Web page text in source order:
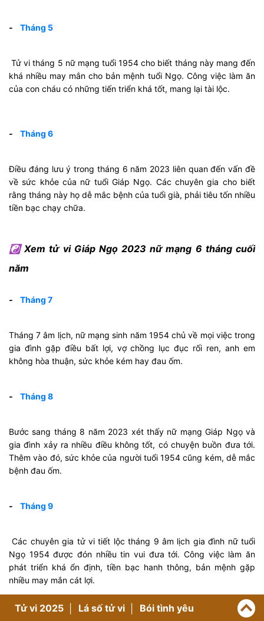
- Tháng 5
Tử vi tháng 5 nữ mạng tuổi 1954 cho biết tháng này mang đến
khá nhiều may mắn cho bản mệnh tuổi Ngọ. Công việc làm ăn
của con cháu có những tiến triển khá tốt, mang lại tài lộc.
- Tháng 6
Điều đáng lưu ý trong tháng 6 năm 2023 liên quan đến vấn đề
về sức khỏe của nữ tuổi Giáp Ngọ. Các chuyên gia cho biết
rằng tháng này họ dễ mắc bệnh của tuổi già, phải tiêu tốn nhiều
tiền bạc chạy chữa.
☯ Xem tử vi Giáp Ngọ 2023 nữ mạng 6 tháng cuối
năm
- Tháng 7
Tháng 7 âm lịch, nữ mạng sinh năm 1954 chủ về mọi việc trong
gia đình gặp điều bất lợi, vợ chồng lục đục rối ren, anh em
không hòa thuận, sức khỏe kém hay đau ốm.
- Tháng 8
Bước sang tháng 8 năm 2023 xét thấy nữ mạng Giáp Ngọ và
gia đình xảy ra nhiều điều không tốt, có chuyện buồn đưa tới.
Thêm vào đó, sức khỏe của người tuổi 1954 cũng kém, dễ mắc
bệnh đau ốm.
- Tháng 9
Các chuyên gia tử vi tiết lộc tháng 9 âm lịch gia đình nữ tuổi
Ngọ 1954 được đón nhiều tin vui đưa tới. Công việc làm ăn
phát triển khá ổn định, tiền bạc hanh thông, bản mệnh gặp
nhiều may mắn cát lợi.
Tháng 10
Tử vi 2025 Lá số tử vi Bói tình yêu